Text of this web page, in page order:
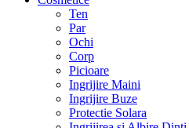
Ten
Par
Ochi
Corp
Picioare
Ingrijire Maini
Ingrijire Buze
Protectie Solara